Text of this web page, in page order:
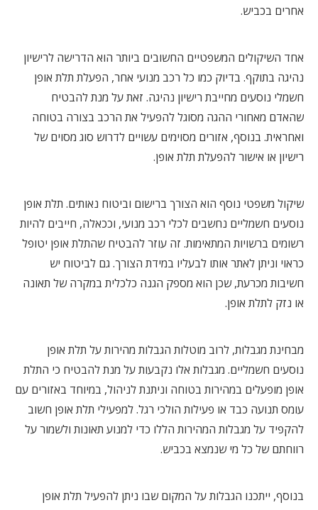
אחרים בכביש.
אחד השיקולים המשפטיים החשובים ביותר הוא הדרישה לרישיון
נהיגה בתוקף. בדיוק כמו כל רכב מנועי אחר, הפעלת תלת אופן
חשמלי נוסעים מחייבת רישיון נהיגה. זאת על מנת להבטיח
שהאדם מאחורי ההגה מסוגל להפעיל את הרכב בצורה בטוחה
ואחראית. בנוסף, אזורים מסוימים עשויים לדרוש סוג מסוים של
רישיון או אישור להפעלת תלת אופן.
שיקול משפטי נוסף הוא הצורך ברישום וביטוח נאותים. תלת אופן
נוסעים חשמליים נחשבים לכלי רכב מנועי, וככאלה, חייבים להיות
רשומים ברשויות המתאימות. זה עוזר להבטיח שהתלת אופן יטופל
כראוי וניתן לאתר אותו לבעליו במידת הצורך. גם לביטוח יש
חשיבות מכרעת, שכן הוא מספק הגנה כלכלית במקרה של תאונה
או נזק לתלת אופן.
מבחינת מגבלות, לרוב מוטלות הגבלות מהירות על תלת אופן
נוסעים חשמליים. מגבלות אלו נקבעות על מנת להבטיח כי התלת
אופן מופעלים במהירות בטוחה וניתנת לניהול, במיוחד באזורים עם
עומס תנועה כבד או פעילות הולכי רגל. למפעילי תלת אופן חשוב
להקפיד על מגבלות המהירות הללו כדי למנוע תאונות ולשמור על
רווחתם של כל מי שנמצא בכביש.
בנוסף, ייתכנו הגבלות על המקום שבו ניתן להפעיל תלת אופן